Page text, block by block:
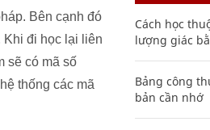
Bên cạnh đó
Khi đi học lại liên
sẽ có mã số
thống các mã
Cách học
lượng giác
Bảng công
bản cần nhớ